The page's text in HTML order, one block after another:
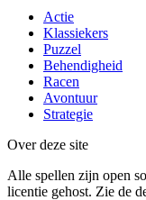
Actie
Klassiekers
Puzzel
Behendigheid
Racen
Avontuur
Strategie
Over deze site
Alle spellen zijn open
licentie gehost. Zie de